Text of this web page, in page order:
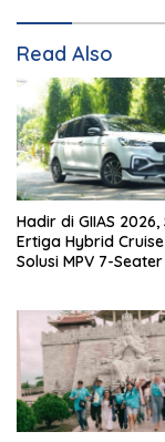
Read Also
Hadir di GIIAS 2026,
Ertiga Hybrid
Solusi MPV 7-